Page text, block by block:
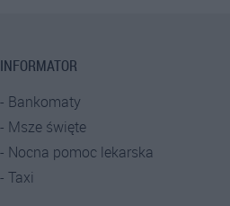
INFORMATOR
Bankomaty
Msze święte
Nocna pomoc lekarska
Taxi